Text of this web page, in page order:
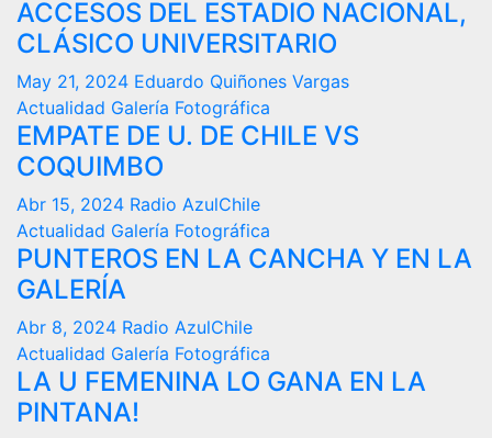
ACCESOS DEL ESTADIO NACIONAL,
CLÁSICO UNIVERSITARIO
May 21, 2024 Eduardo Quiñones Vargas
Actualidad Galería Fotográfica
EMPATE DE U. DE CHILE VS
COQUIMBO
Abr 15, 2024 Radio AzulChile
Actualidad Galería Fotográfica
PUNTEROS EN LA CANCHA Y EN LA
GALERÍA
Abr 8, 2024 Radio AzulChile
Actualidad Galería Fotográfica
LA U FEMENINA LO GANA EN LA
PINTANA!